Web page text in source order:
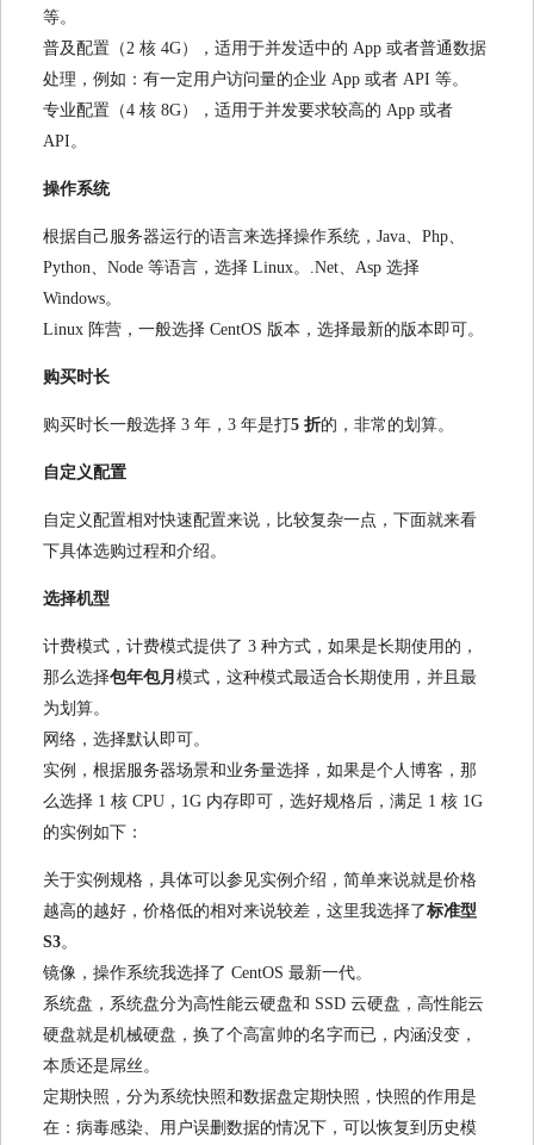
等。
普及配置（2 核 4G），适用于并发适中的 App 或者普通数据
处理，例如：有一定用户访问量的企业 App 或者 API 等。
专业配置（4 核 8G），适用于并发要求较高的 App 或者
API。
操作系统
根据自己服务器运行的语言来选择操作系统，Java、Php、
Python、Node 等语言，选择 Linux。.Net、Asp 选择
Windows。
Linux 阵营，一般选择 CentOS 版本，选择最新的版本即可。
购买时长
购买时长一般选择 3 年，3 年是打5 折的，非常的划算。
自定义配置
自定义配置相对快速配置来说，比较复杂一点，下面就来看
下具体选购过程和介绍。
选择机型
计费模式，计费模式提供了 3 种方式，如果是长期使用的，
那么选择包年包月 模式，这种模式最适合长期使用，并且最
为划算。
网络，选择默认即可。
实例，根据服务器场景和业务量选择，如果是个人博客，那
么选择 1 核 CPU，1G 内存即可，选好规格后，满足 1 核 1G
的实例如下：
关于实例规格，具体可以参见实例介绍，简单来说就是价格
越高的越好，价格低的相对来说较差，这里我选择了标准型
S3。
镜像，操作系统我选择了 CentOS 最新一代。
系统盘，系统盘分为高性能云硬盘和 SSD 云硬盘，高性能云
硬盘就是机械硬盘，换了个高富帅的名字而已，内涵没变，
本质还是屌丝。
定期快照，分为系统快照和数据盘定期快照，快照的作用是
在：病毒感染、用户误删数据的情况下，可以恢复到历史模